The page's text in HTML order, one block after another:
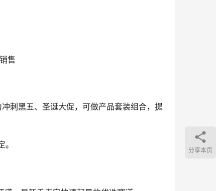
售
刺黑五、圣诞大促，可做产品套装组合，提
分享本页